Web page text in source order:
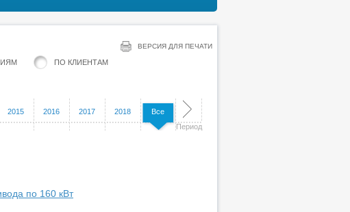
ВЕРСИЯ ДЛЯ ПЕЧАТИ
ПО КЛИЕНТАМ
2015 2016 2017 2018
Все
Период
по 160 кВт